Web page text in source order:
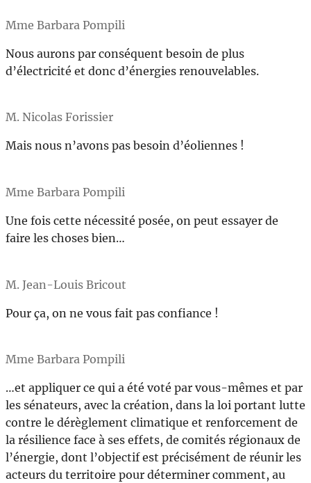
Mme Barbara Pompili
Nous aurons par conséquent besoin de plus
d’électricité et donc d’énergies renouvelables.
M. Nicolas Forissier
Mais nous n’avons pas besoin d’éoliennes !
Mme Barbara Pompili
Une fois cette nécessité posée, on peut essayer de
faire les choses bien…
M. Jean-Louis Bricout
Pour ça, on ne vous fait pas confiance !
Mme Barbara Pompili
…et appliquer ce qui a été voté par vous-mêmes et par
les sénateurs, avec la création, dans la loi portant lutte
contre le dérèglement climatique et renforcement de
la résilience face à ses effets, de comités régionaux de
l’énergie, dont l’objectif est précisément de réunir les
acteurs du territoire pour déterminer comment, au